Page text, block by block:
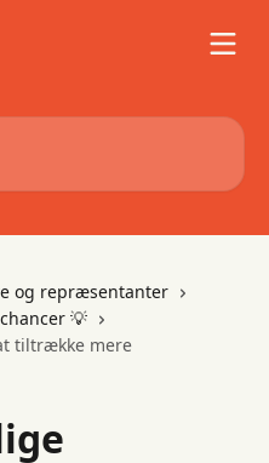
og repræsentanter
💡
tiltrække mere